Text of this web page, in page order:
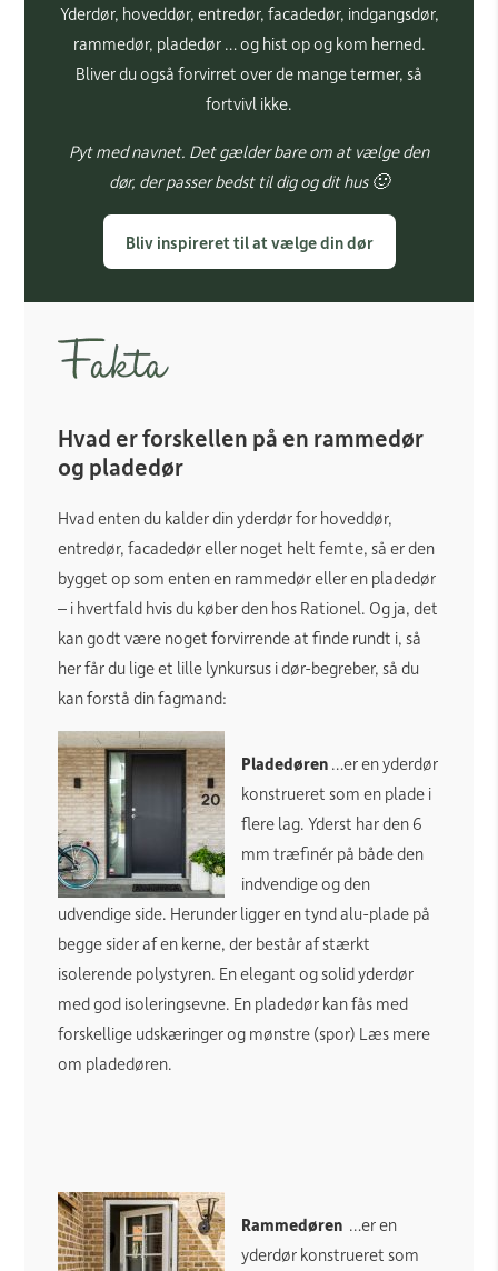
Yderdør, hoveddør, entredør, facadedør, indgangsdør,
rammedør, pladedør … og hist op og kom herned.
Bliver du også forvirret over de mange termer, så
fortvivl ikke.
Pyt med navnet. Det gælder bare om at vælge den
dør, der passer bedst til dig og dit hus 🙂
Bliv inspireret til at vælge din dør
Hvad er forskellen på en rammedør
og pladedør
Hvad enten du kalder din yderdør for hoveddør,
entredør, facadedør eller noget helt femte, så er den
bygget op som enten en rammedør eller en pladedør
– i hvertfald hvis du køber den hos Rationel. Og ja, det
kan godt være noget forvirrende at finde rundt i, så
her får du lige et lille lynkursus i dør-begreber, så du
kan forstå din fagmand:
Pladedøren …er en yderdør
konstrueret som en plade i
flere lag. Yderst har den 6
mm træfinér på både den
indvendige og den
udvendige side. Herunder ligger en tynd alu-plade på
begge sider af en kerne, der består af stærkt
isolerende polystyren. En elegant og solid yderdør
med god isoleringsevne. En pladedør kan fås med
forskellige udskæringer og mønstre (spor) Læs mere
om pladedøren.
Rammedøren …er en
yderdør konstrueret som